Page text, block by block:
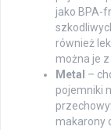
jako BPA-
również
można je
Metal –
pojemniki
makarony